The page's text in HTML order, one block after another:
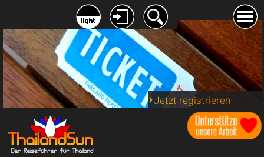
Jetzt registrieren